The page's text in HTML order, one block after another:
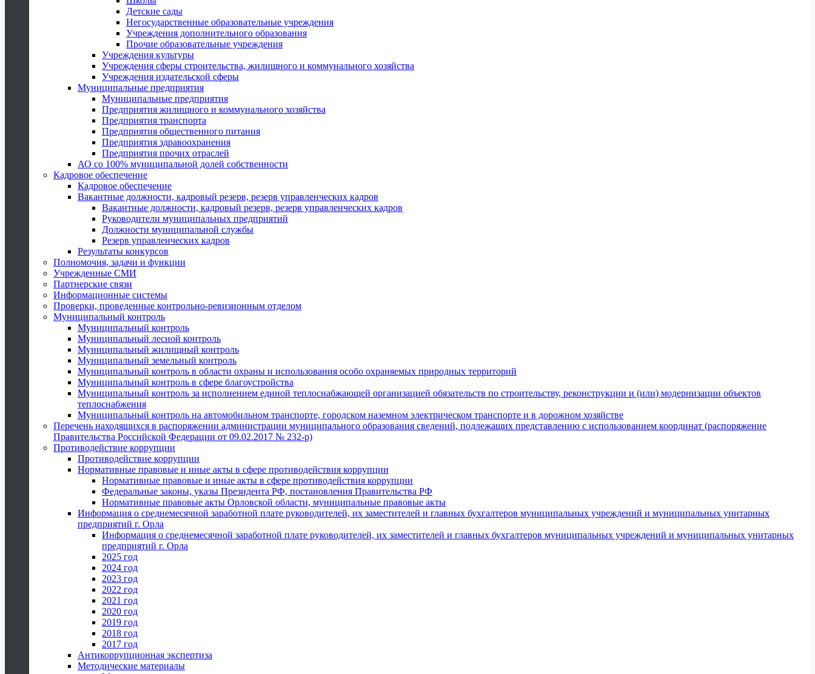
Детские сады
Негосударственные образовательные учреждения
Учреждения дополнительного образования
Прочие образовательные учреждения
Учреждения культуры
Учреждения сферы строительства, жилищного и коммунального хозяйства
Учреждения издательской сферы
Муниципальные предприятия
Муниципальные предприятия
Предприятия жилищного и коммунального хозяйства
Предприятия транспорта
Предприятия общественного питания
Предприятия здравоохранения
Предприятия прочих отраслей
АО со 100% муниципальной долей собственности
Кадровое обеспечение
Кадровое обеспечение
Вакантные должности, кадровый резерв, резерв управленческих кадров
Вакантные должности, кадровый резерв, резерв управленческих кадров
Руководители муниципальных предприятий
Должности муниципальной службы
Резерв управленческих кадров
Результаты конкурсов
Полномочия, задачи и функции
Учрежденные СМИ
Партнерские связи
Информационные системы
Проверки, проведенные контрольно-ревизионным отделом
Муниципальный контроль
Муниципальный контроль
Муниципальный лесной контроль
Муниципальный жилищный контроль
Муниципальный земельный контроль
Муниципальный контроль в области охраны и использования особо охраняемых природных территорий
Муниципальный контроль в сфере благоустройства
Муниципальный контроль за исполнением единой теплоснабжающей организацией обязательств по строительству, реконструкции и (или) модернизации объектов
теплоснабжения
Муниципальный контроль на автомобильном транспорте, городском наземном электрическом транспорте и в дорожном хозяйстве
Перечень находящихся в распоряжении администрации муниципального образования сведений, подлежащих представлению с использованием координат (распоряжение
Правительства Российской Федерации от 09.02.2017 № 232-р)
Противодействие коррупции
Противодействие коррупции
Нормативные правовые и иные акты в сфере противодействия коррупции
Нормативные правовые и иные акты в сфере противодействия коррупции
Федеральные законы, указы Президента РФ, постановления Правительства РФ
Нормативные правовые акты Орловской области, муниципальные правовые акты
Информация о среднемесячной заработной плате руководителей, их заместителей и главных бухгалтеров муниципальных учреждений и муниципальных унитарных
предприятий г. Орла
Информация о среднемесячной заработной плате руководителей, их заместителей и главных бухгалтеров муниципальных учреждений и муниципальных унитарных
предприятий г. Орла
2025 год
2024 год
2023 год
2022 год
2021 год
2020 год
2019 год
2018 год
2017 год
Антикоррупционная экспертиза
Методические материалы